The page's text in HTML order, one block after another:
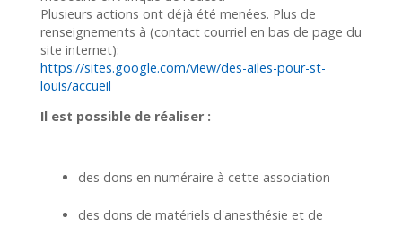
Plusieurs actions ont déjà été menées. Plus de
renseignements à (contact courriel en bas de page du
site internet):
https://sites.google.com/view/des-ailes-pour-st-
louis/accueil
Il est possible de réaliser :
des dons en numéraire à cette association
des dons de matériels d'anesthésie et de